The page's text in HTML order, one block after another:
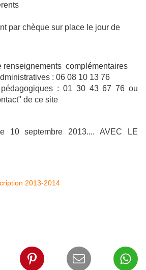
par chèque sur place le jour de
renseignements complémentaires
: 06 08 10 13 76
: 01 30 43 67 76 ou
de ce site
10 septembre 2013.... AVEC LE
2013-2014